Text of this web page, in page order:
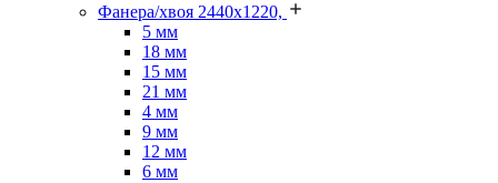
Фанера/хвоя 2440х1220,
5 мм
18 мм
15 мм
21 мм
4 мм
9 мм
12 мм
6 мм